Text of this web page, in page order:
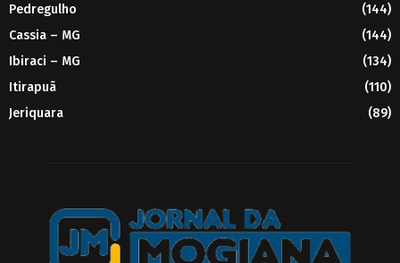
Pedregulho
(144)
Cassia – MG
(144)
Ibiraci – MG
(134)
Itirapuã
(110)
Jeriquara
(89)